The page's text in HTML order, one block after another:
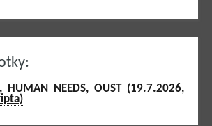
HUMAN NEEDS, OUST (19.7.2026,